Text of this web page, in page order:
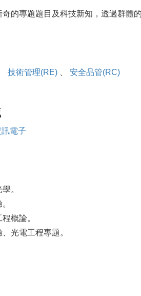
的專題題目及科技新知，透過群體
技術管理(RE) 、 安全品管(RC)
訊電子
。
概論。
光電工程專題。